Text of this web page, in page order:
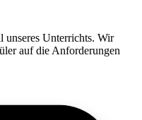
unseres Unterrichts. Wir
auf die Anforderungen